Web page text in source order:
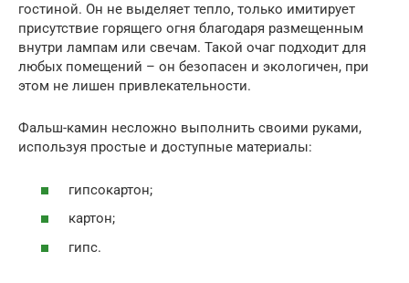
гостиной. Он не выделяет тепло, только имитирует
присутствие горящего огня благодаря размещенным
внутри лампам или свечам. Такой очаг подходит для
любых помещений – он безопасен и экологичен, при
этом не лишен привлекательности.
Фальш-камин несложно выполнить своими руками,
используя простые и доступные материалы:
гипсокартон;
картон;
гипс.